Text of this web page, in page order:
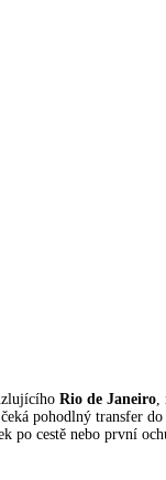
Rio de Janeiro,
pohodlný transfer
po cestě nebo první